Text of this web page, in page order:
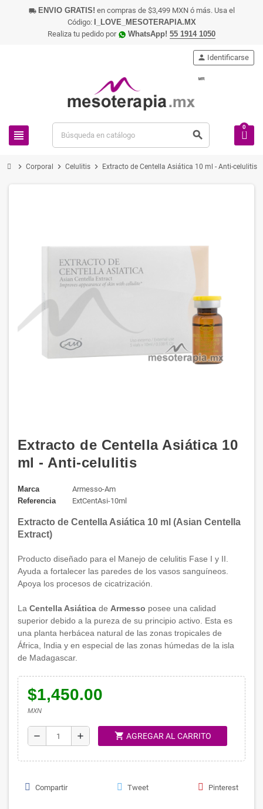
local_shipping ENVIO GRATIS! en compras de $3,499 MXN ó más. Usa el
Código:
I_LOVE_MESOTERAPIA.MX
Realiza tu pedido por
WhatsApp! 55 1914 1050
view_headline search
person Identificarse
0
chevron_right Corporal chevron_right Celulitis chevron_right Extracto de Centella Asiática 10 ml - Anti-celulitis
Extracto de Centella Asiática 10
ml - Anti-celulitis
Marca
Armesso-Am
Referencia
ExtCentAsi-10ml
Extracto de Centella Asiática 10 ml (Asian Centella
Extract)
Producto diseñado para el Manejo de celulitis Fase I y II.
Ayuda a fortalecer las paredes de los vasos sanguíneos.
Apoya los procesos de cicatrización.
La Centella Asiática de Armesso posee una calidad
superior debido a la pureza de su principio activo. Esta es
una planta herbácea natural de las zonas tropicales de
África, India y en especial de las zonas húmedas de la isla
de Madagascar.
$1,450.00
MXN
remove add shopping_cart AGREGAR AL CARRITO
Compartir Tweet Pinterest